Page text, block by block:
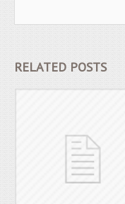
RELATED POSTS